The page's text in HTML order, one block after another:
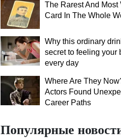
The Rarest And Most
Card In The Whole
Why this ordinary
secret to feeling your
every day
Where Are They
Actors Found
Career Paths
Популярные